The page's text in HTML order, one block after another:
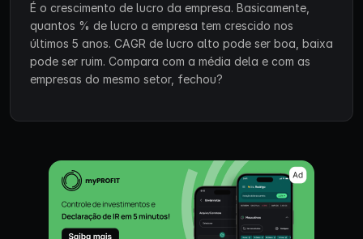
É o crescimento de lucro da empresa. Basicamente,
quantos % de lucro a empresa tem crescido nos
últimos 5 anos. CAGR de lucro alto pode ser boa, baixa
pode ser ruim. Compara com a média dela e com as
empresas do mesmo setor, fechou?